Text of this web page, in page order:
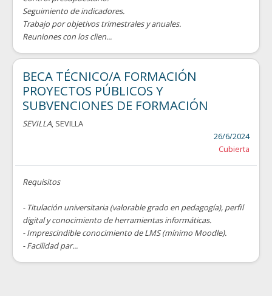
Seguimiento de indicadores.
Trabajo por objetivos trimestrales y anuales.
Reuniones con los clien...
BECA TÉCNICO/A FORMACIÓN
PROYECTOS PÚBLICOS Y
SUBVENCIONES DE FORMACIÓN
SEVILLA, SEVILLA
26/6/2024
Cubierta
Requisitos
- Titulación universitaria (valorable grado en pedagogía), perfil
digital y conocimiento de herramientas informáticas.
- Imprescindible conocimiento de LMS (mínimo Moodle).
- Facilidad par...